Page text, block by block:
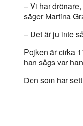
– Vi har
säger Martina
– Det är ju inte
Pojken är cirka
han sågs var
Den som har